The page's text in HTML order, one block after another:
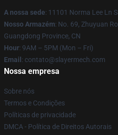
A nossa sede: 11101 Norma Lee Ln
Nosso Armazém: No. 69, Zhuyuan
Guangdong Province, CN
Hour: 9AM – 5PM (Mon – Fri)
Email : contato@slayermech.com
Nossa empresa
Sobre nós
Termos e Condições
Políticas de privacidade
DMCA - Política de Direitos Autorais